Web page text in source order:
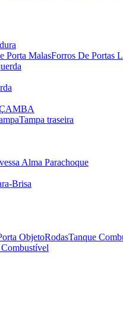
Porta MalasForros De Portas
Tampa traseira
Alma Parachoque
Brisa
ObjetoRodasTanque